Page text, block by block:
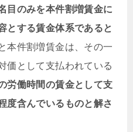
目のみを本件割増賃金に
とする賃金体系であると
本件割増賃金は、その一
価として支払われている
労働時間の賃金として支
度含んでいるものと解さ